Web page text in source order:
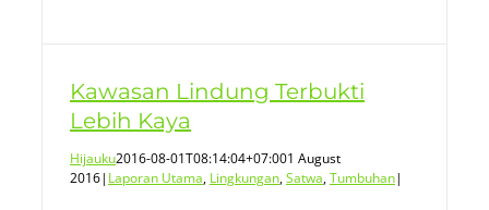
Kawasan Lindung Terbukti
Lebih Kaya
Hijauku2016-08-01T08:14:04+07:001 August
2016| Laporan Utama, Lingkungan,Satwa,Tumbuhan|